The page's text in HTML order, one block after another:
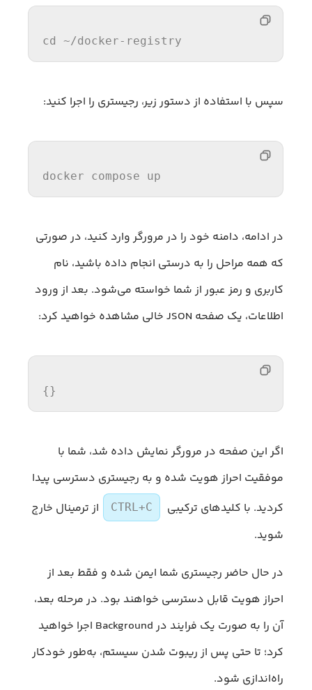
cd ~/docker-registry
سپس با استفاده از دستور زیر، رجیستری را اجرا کنید:
docker compose up
در ادامه، دامنه خود را در مرورگر وارد کنید، در صورتی
که همه مراحل را به درستی انجام داده باشید، نام
کاربری و رمز عبور از شما خواسته می‌شود. بعد از ورود
اطلاعات، یک صفحه JSON خالی مشاهده خواهید کرد:
{}
اگر این صفحه در مرورگر نمایش داده شد، شما با
موفقیت احراز هویت شده و به رجیستری دسترسی پیدا
کردید. با کلیدهای ترکیبی
CTRL+C
از ترمینال خارج
شوید.
در حال حاضر رجیستری شما ایمن شده و فقط بعد از
احراز هویت قابل دسترسی خواهند بود. در مرحله بعد،
آن را به صورت یک فرایند در Background اجرا خواهید
کرد؛ تا حتی پس از ریبوت شدن سیستم، به‌طور خودکار
راه‌اندازی شود.